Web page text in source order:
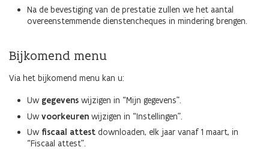
Na de bevestiging van de prestatie zullen we het aantal
overeenstemmende dienstencheques in mindering brengen.
Bijkomend menu
Via het bijkomend menu kan u:
Uw gegevens wijzigen in “Mijn gegevens”.
Uw voorkeuren wijzigen in “Instellingen”.
Uw fiscaal attest downloaden, elk jaar vanaf 1 maart, in
“Fiscaal attest”.